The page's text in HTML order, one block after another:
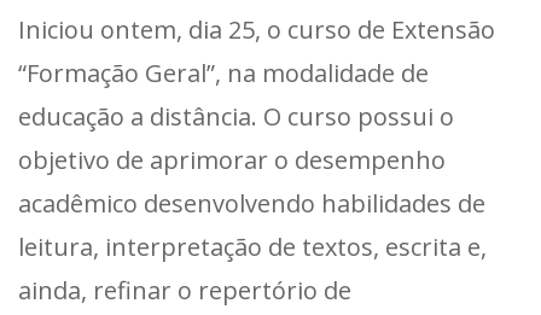
Iniciou ontem, dia 25, o curso de Extensão
“Formação Geral”, na modalidade de
educação a distância. O curso possui o
objetivo de aprimorar o desempenho
acadêmico desenvolvendo habilidades de
leitura, interpretação de textos, escrita e,
ainda, refinar o repertório de